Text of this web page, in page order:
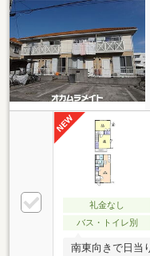
礼金なし
バス・トイレ別
南東向きで日当